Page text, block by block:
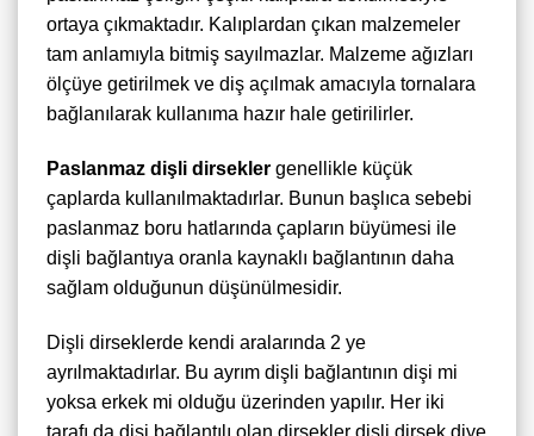
ortaya çıkmaktadır. Kalıplardan çıkan malzemeler
tam anlamıyla bitmiş sayılmazlar. Malzeme ağızları
ölçüye getirilmek ve diş açılmak amacıyla tornalara
bağlanılarak kullanıma hazır hale getirilirler.
Paslanmaz dişli dirsekler genellikle küçük
çaplarda kullanılmaktadırlar. Bunun başlıca sebebi
paslanmaz boru hatlarında çapların büyümesi ile
dişli bağlantıya oranla kaynaklı bağlantının daha
sağlam olduğunun düşünülmesidir.
Dişli dirseklerde kendi aralarında 2 ye
ayrılmaktadırlar. Bu ayrım dişli bağlantının dişi mi
yoksa erkek mi olduğu üzerinden yapılır. Her iki
tarafı da dişi bağlantılı olan dirsekler dişli dirsek diye